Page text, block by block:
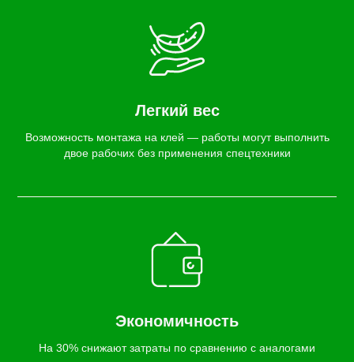
Легкий вес
Возможность монтажа на клей — работы могут выполнить
двое рабочих без применения спецтехники
Экономичность
На 30% снижают затраты по сравнению с аналогами